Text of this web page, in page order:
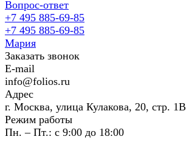
Вопрос-ответ
+7 495 885-69-85
+7 495 885-69-85
Мария
Заказать звонок
E-mail
info@folios.ru
Адрес
г. Москва, улица Кулакова, 20, стр. 1В
Режим работы
Пн. – Пт.: с 9:00 до 18:00